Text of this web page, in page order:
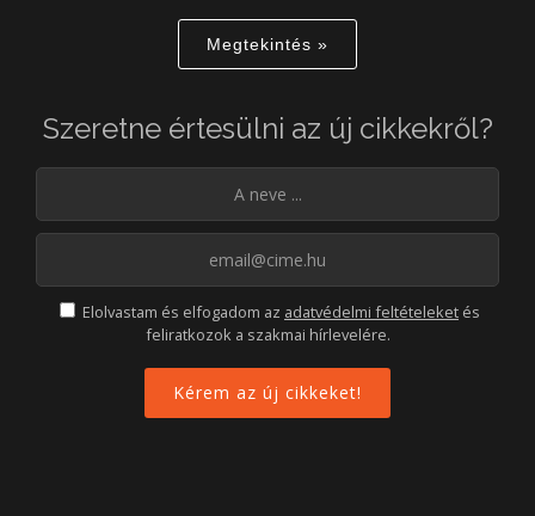
Megtekintés »
Szeretne értesülni az új cikkekről?
Elolvastam és elfogadom az adatvédelmi feltételeket és
feliratkozok a szakmai hírlevelére.